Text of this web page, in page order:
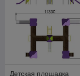
Детская площадка